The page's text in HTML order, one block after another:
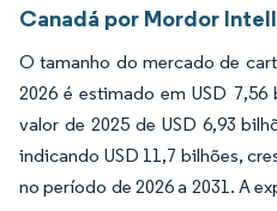
Canadá por Mordor
O tamanho do mercado de
2026 é estimado em USD
valor de 2025 de USD 6,93
indicando USD 11,7 bilhões,
no período de 2026 a 2031. A